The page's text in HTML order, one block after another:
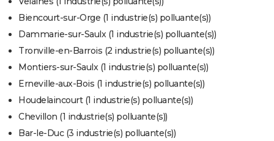
S'inscrire
Se connecter
Lycées
Collèges
Primaires
Universités
Entreprises
Service militaire
Avis de recherche
AVIS DE DÉCÈS
FORUM
Bricolage
Lifestyle
Culture
Sport
Auto
Television
Voyage
Cinema
Biencourt-sur-Orge (1 industrie(s) polluante(s))
Dammarie-sur-Saulx (1 industrie(s) polluante(s))
Tronville-en-Barrois (2 industrie(s) polluante(s))
Montiers-sur-Saulx (1 industrie(s) polluante(s))
Erneville-aux-Bois (1 industrie(s) polluante(s))
Houdelaincourt (1 industrie(s) polluante(s))
Chevillon (1 industrie(s) polluante(s))
Bar-le-Duc (3 industrie(s) polluante(s))